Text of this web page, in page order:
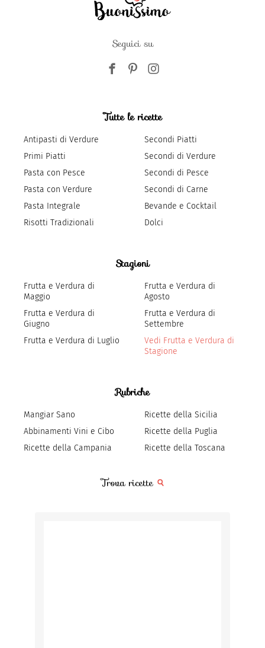
Seguici su
Tutte le ricette
Antipasti di Verdure
Primi Piatti
Pasta con Pesce
Pasta con Verdure
Pasta Integrale
Risotti Tradizionali
Secondi Piatti
Secondi di Verdure
Secondi di Pesce
Secondi di Carne
Bevande e Cocktail
Dolci
Stagioni
Frutta e Verdura di
Maggio
Frutta e Verdura di
Giugno
Frutta e Verdura di Luglio
Frutta e Verdura di
Agosto
Frutta e Verdura di
Settembre
Vedi Frutta e Verdura di
Stagione
Rubriche
Mangiar Sano
Abbinamenti Vini e Cibo
Ricette della Campania
Ricette della Sicilia
Ricette della Puglia
Ricette della Toscana
Trova ricette